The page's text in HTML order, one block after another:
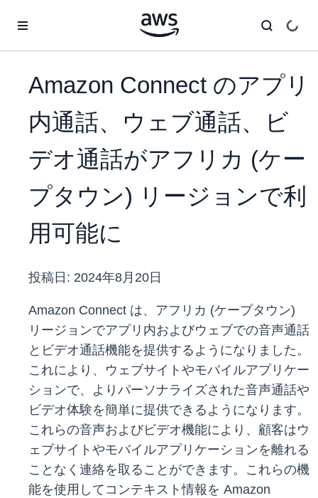
Amazon Connect のアプリ
内通話、ウェブ通話、ビ
デオ通話がアフリカ (ケー
プタウン) リージョンで利
用可能に
投稿日: 2024年8月20日
Amazon Connect は、アフリカ (ケープタウン)
リージョンでアプリ内およびウェブでの音声通話
とビデオ通話機能を提供するようになりました。
これにより、ウェブサイトやモバイルアプリケー
ションで、よりパーソナライズされた音声通話や
ビデオ体験を簡単に提供できるようになります。
これらの音声およびビデオ機能により、顧客はウ
ェブサイトやモバイルアプリケーションを離れる
ことなく連絡を取ることができます。これらの機
能を使用してコンテキスト情報を Amazon